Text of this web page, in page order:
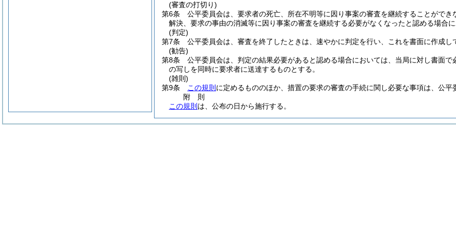
(審査の打切り)
第6条
公平委員会は、要求者の死亡、所在不明等に因り事案の審査を継続することがで
解決、要求の事由の消滅等に因り事案の審査を継続する必要がなくなったと認める場合
(判定)
第7条
公平委員会は、審査を終了したときは、速やかに判定を行い、これを書面に作成し
(勧告)
第8条
公平委員会は、判定の結果必要があると認める場合においては、当局に対し書面で
の写しを同時に要求者に送達するものとする。
(雑則)
第9条
この規則 に定めるもののほか、措置の要求の審査の手続に関し必要な事項は、公平
附 則
この規則 は、公布の日から施行する。